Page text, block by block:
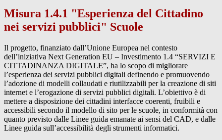
Misura 1.4.1 "Esperienza del Cittadino
nei servizi pubblici" Scuole
Il progetto, finanziato dall’Unione Europea nel contesto
dell’iniziativa Next Generation EU – Investimento 1.4 “SERVIZI E
CITTADINANZA DIGITALE”, ha lo scopo di migliorare
l’esperienza dei servizi pubblici digitali definendo e promuovendo
l’adozione di modelli collaudati e riutilizzabili per la creazione di siti
internet e l’erogazione di servizi pubblici digitali. L’obiettivo è di
mettere a disposizione dei cittadini interfacce coerenti, fruibili e
accessibili secondo il modello di sito per le scuole, in conformità con
quanto previsto dalle Linee guida emanate ai sensi del CAD, e dalle
Linee guida sull’accessibilità degli strumenti informatici.